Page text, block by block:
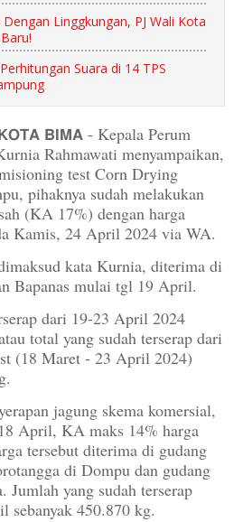
Linggkungan, PJ Wali Kota
Suara di 14 TPS
𝗕𝗜𝗠𝗔 - Kepala Perum
Rahmawati menyampaikan,
test Corn Drying
pihaknya sudah melakukan
(KA 17%) dengan harga
Kamis, 24 April 2024 via WA.
kata Kurnia, diterima di
Bapanas mulai tgl 19 April.
dari 19-23 April 2024
total yang sudah terserap dari
(18 Maret - 23 April 2024)
jagung skema komersial,
April, KA maks 14% harga
tersebut diterima di gudang
di Dompu dan gudang
yang sudah terserap
sebanyak 450.870 kg.